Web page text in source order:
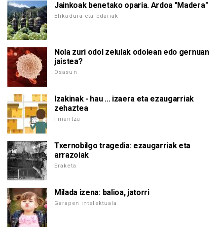
Jainkoak benetako oparia. Ardoa "Madera"
Elikadura eta edariak
Nola zuri odol zelulak odolean edo gernuan
jaistea?
Osasun
Izakinak - hau ... izaera eta ezaugarriak
zehaztea
Finantza
Txernobilgo tragedia: ezaugarriak eta
arrazoiak
Eraketa
Milada izena: balioa, jatorri
Garapen intelektuala